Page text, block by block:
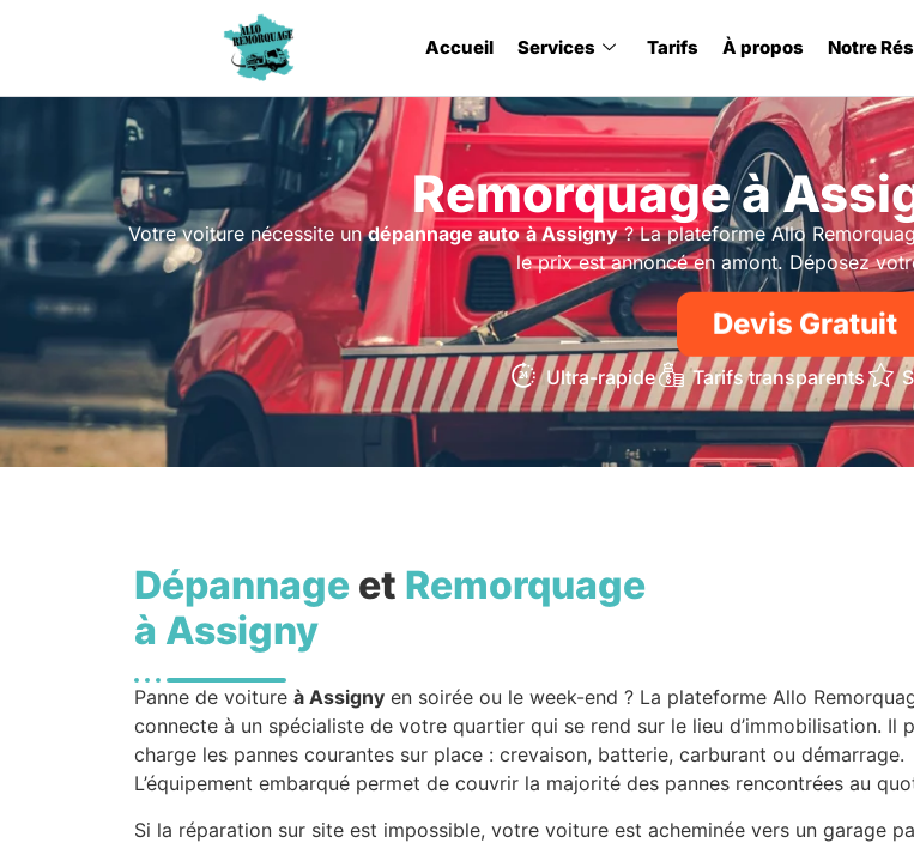
Accueil Services Tarifs À propos Notre
Remorquage à
Votre voiture nécessite undépannage auto à Assigny? La plateforme Allo
le prix est annoncé en amont. Déposez
Devis Gratuit
Ultra-rapide Tarifs transparents
Dépannage et Remorquage
à Assigny
Panne de voiture à Assigny en soirée ou le week-end ? La plateforme Allo
connecte à un spécialiste de votre quartier qui se rend sur le lieu d’immobilisation. Il
charge les pannes courantes sur place : crevaison, batterie, carburant ou démarrage.
L’équipement embarqué permet de couvrir la majorité des pannes rencontrées au
Si la réparation sur site est impossible, votre voiture est acheminée vers un garage